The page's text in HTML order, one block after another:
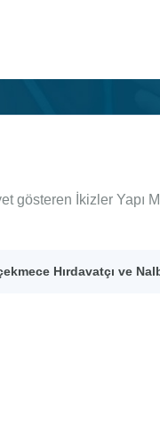
gösteren İkizler Yapı
Hırdavatçı ve